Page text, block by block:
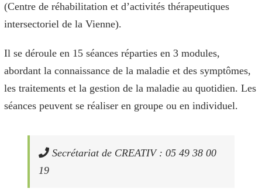
(Centre de réhabilitation et d’activités thérapeutiques
intersectoriel de la Vienne).
Il se déroule en 15 séances réparties en 3 modules,
abordant la connaissance de la maladie et des symptômes,
les traitements et la gestion de la maladie au quotidien. Les
séances peuvent se réaliser en groupe ou en individuel.
Secrétariat de CREATIV : 05 49 38 00
19